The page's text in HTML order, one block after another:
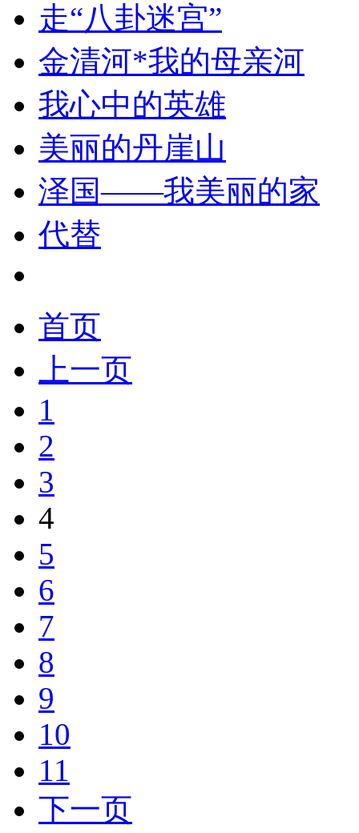
走“八卦迷宫”
金清河*我的母亲河
我心中的英雄
美丽的丹崖山
泽国——我美丽的家
代替
首页
上一页
1
2
3
4
5
6
7
8
9
10
11
下一页